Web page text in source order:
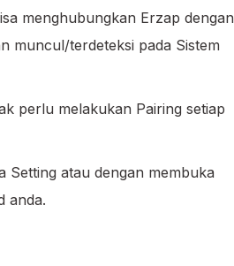
menghubungkan Erzap dengan
muncul/terdeteksi pada Sistem
perlu melakukan Pairing setiap
Setting atau dengan membuka
anda.